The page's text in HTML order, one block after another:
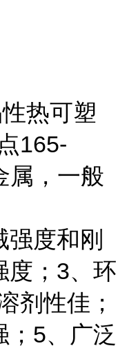
热可塑
165-
属，一般
度和刚
度；3、环
剂性佳；
；5、广泛